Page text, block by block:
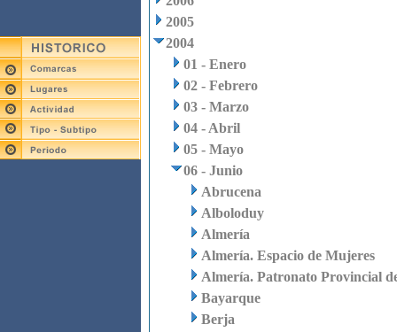
2005
2004
01 - Enero
02 - Febrero
03 - Marzo
04 - Abril
05 - Mayo
06 - Junio
Abrucena
Alboloduy
Almería
Almería. Espacio de Mujeres
Almería. Patronato Provincial
Bayarque
Berja